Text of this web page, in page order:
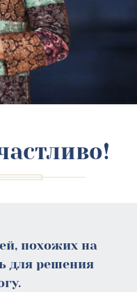
похожих на
для решения